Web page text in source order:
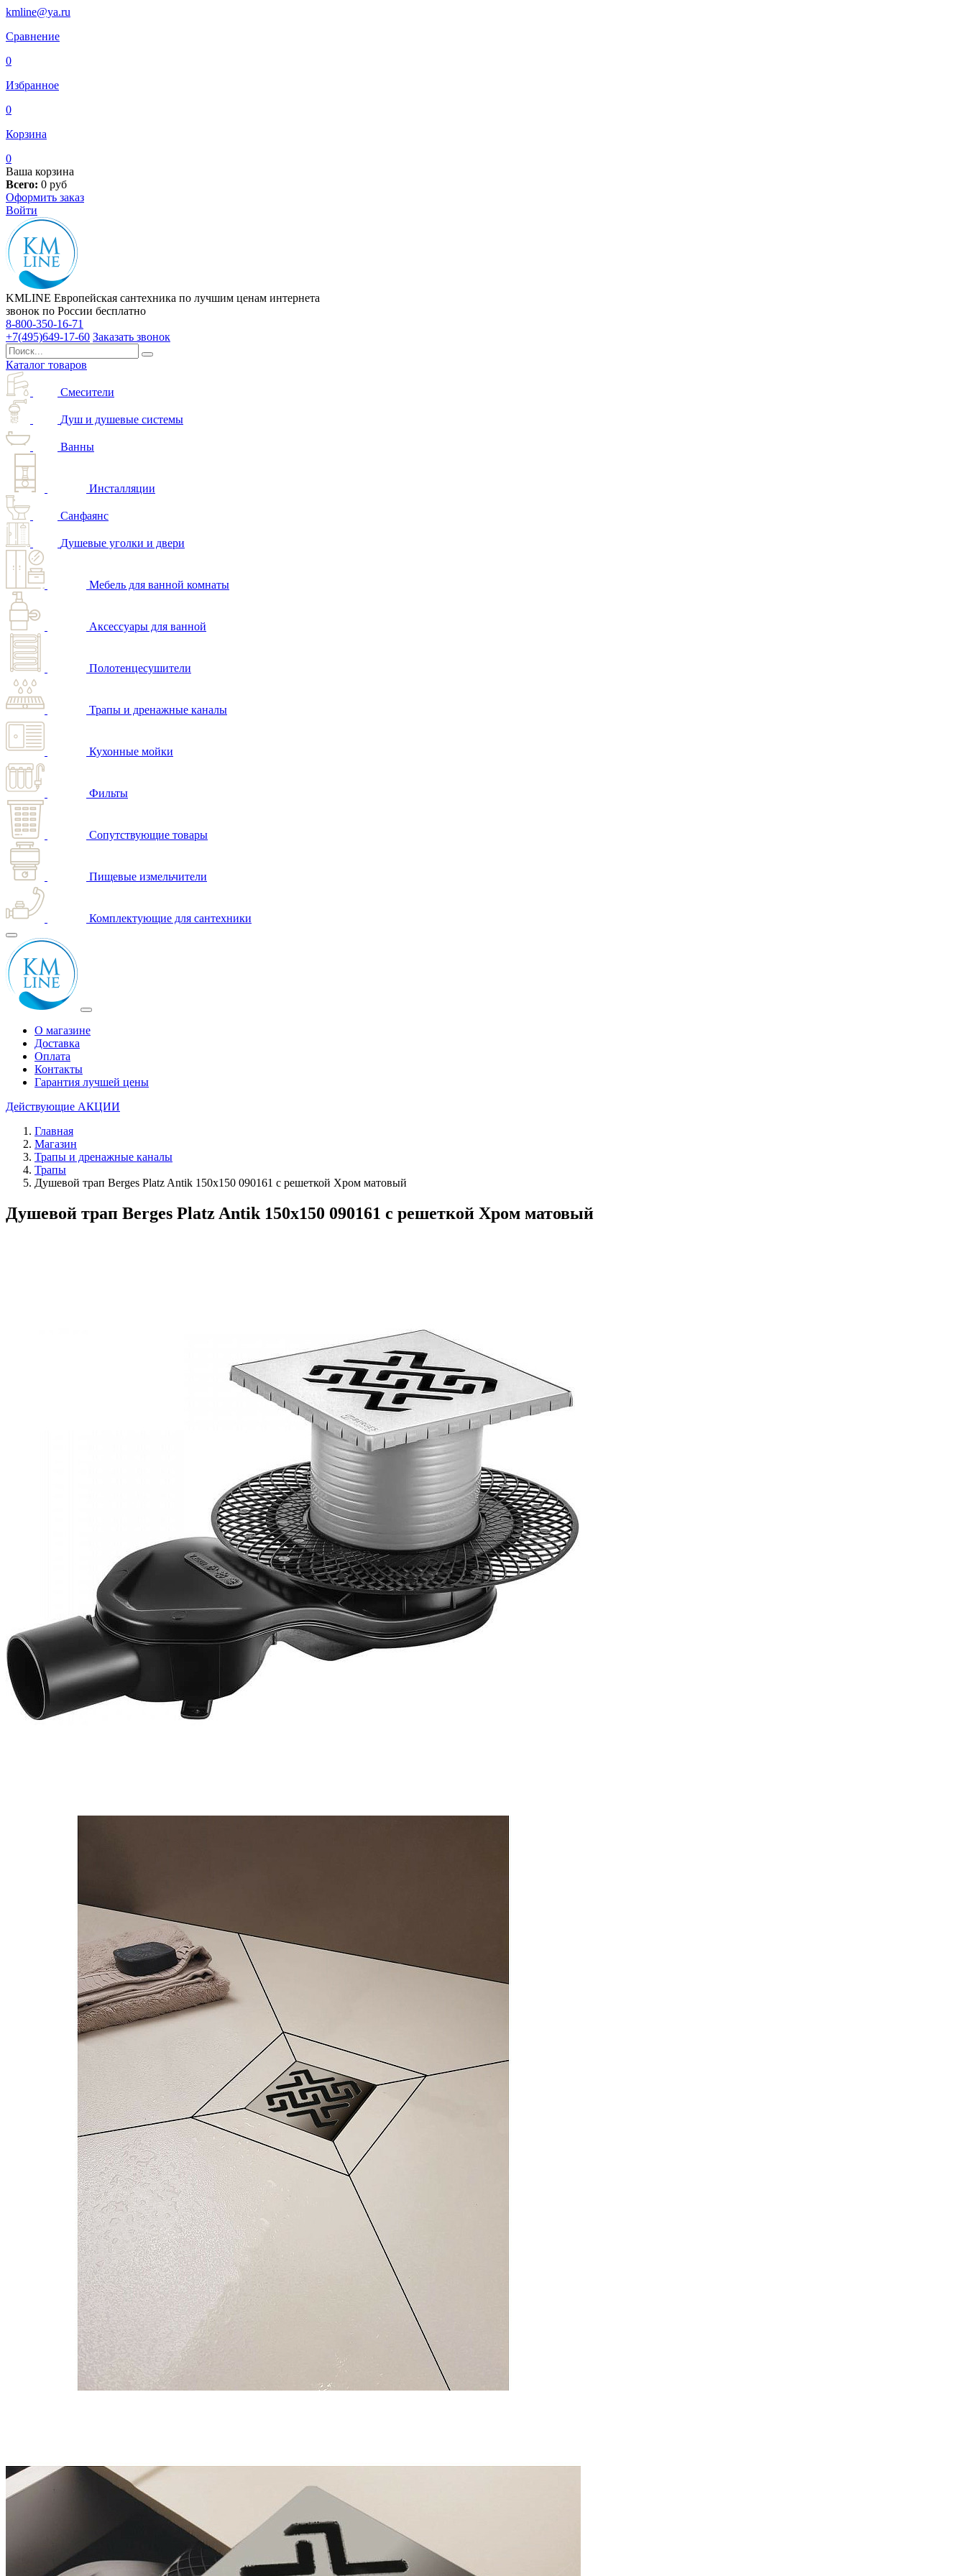
kmline@ya.ru
Сравнение
0
Избранное
0
Корзина
0
Ваша корзина
Всего: 0 руб
Оформить заказ
Войти
KMLINE Европейская сантехника по лучшим ценам интернета
звонок по России бесплатно
8-800-350-16-71
+7(495)649-17-60 Заказать звонок
Каталог товаров
Смесители
Душ и душевые системы
Ванны
Инсталляции
Санфаянс
Душевые уголки и двери
Мебель для ванной комнаты
Аксессуары для ванной
Полотенцесушители
Трапы и дренажные каналы
Кухонные мойки
Фильты
Сопутствующие товары
Пищевые измельчители
Комплектующие для сантехники
О магазине
Доставка
Оплата
Контакты
Гарантия лучшей цены
Действующие АКЦИИ
Главная
Магазин
Трапы и дренажные каналы
Трапы
Душевой трап Berges Platz Antik 150x150 090161 с решеткой Хром матовый
Душевой трап Berges Platz Antik 150x150 090161 с решеткой Хром матовый